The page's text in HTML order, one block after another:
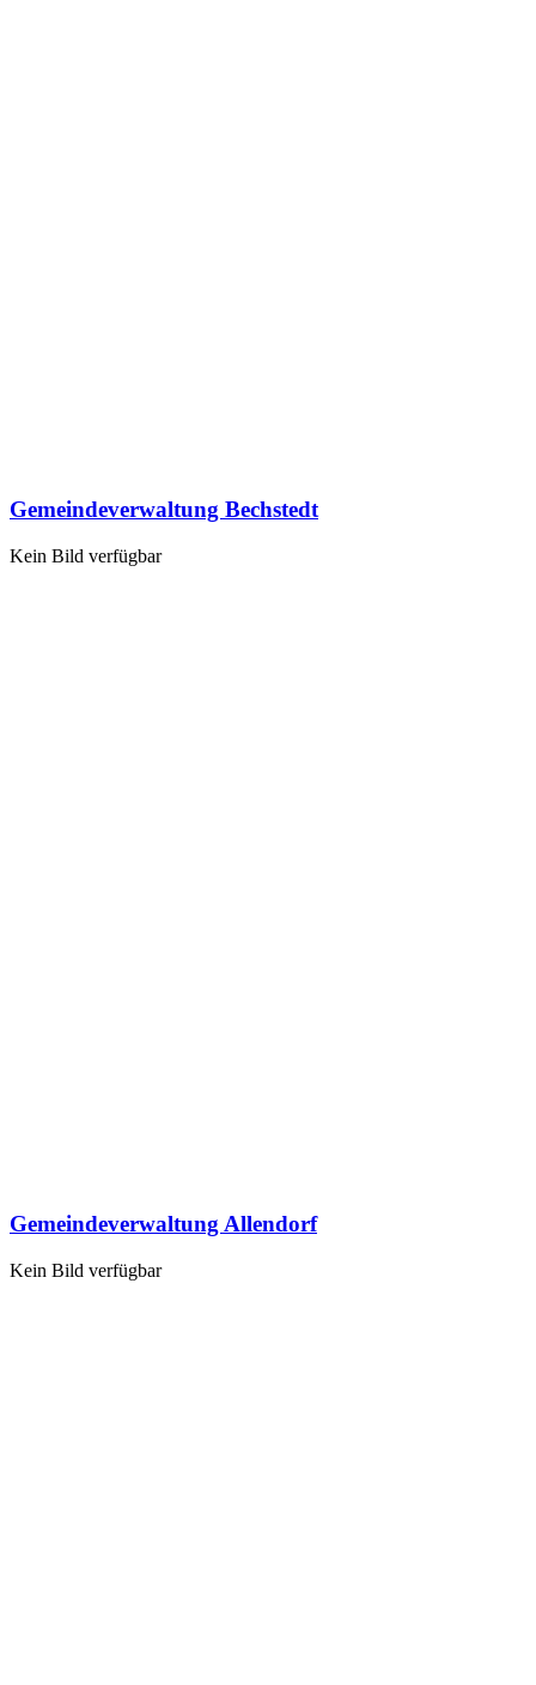
Gemeindeverwaltung Bechstedt
Kein Bild verfügbar
Gemeindeverwaltung Allendorf
Kein Bild verfügbar